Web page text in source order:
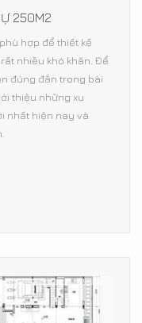
THỰ 250M2
hợp để thiết kế
nhiều khó khăn. Để
đúng đắn trong bài
thiệu những xu
nhất hiện nay và